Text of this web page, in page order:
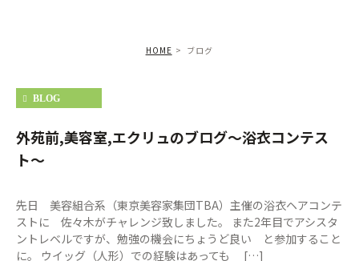
HOME ブログ
BLOG
外苑前,美容室,エクリュのブログ〜浴衣コンテス
ト〜
先日 美容組合系（東京美容家集団TBA）主催の浴衣ヘアコンテ
ストに 佐々木がチャレンジ致しました。 また2年目でアシスタ
ントレベルですが、勉強の機会にちょうど良い と参加すること
に。 ウイッグ（人形）での経験はあっても […]